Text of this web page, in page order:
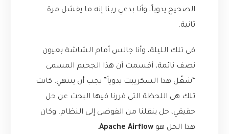
الصحيح يدوياً، وأنا بدعي ربنا إنه ما يفشل مرة
ثانية.
في تلك الليلة، وأنا جالس أمام الشاشة بعيون
نصف نائمة، أقسمت أن هذا الجحيم المسمى
“شغّل هذا السكريبت يدوياً” يجب أن ينتهي. كانت
تلك هي اللحظة التي قررنا فيها البحث عن حل
حقيقي، حل ينقلنا من الفوضى إلى النظام. وكان
هذا الحل هو Apache Airflow
.